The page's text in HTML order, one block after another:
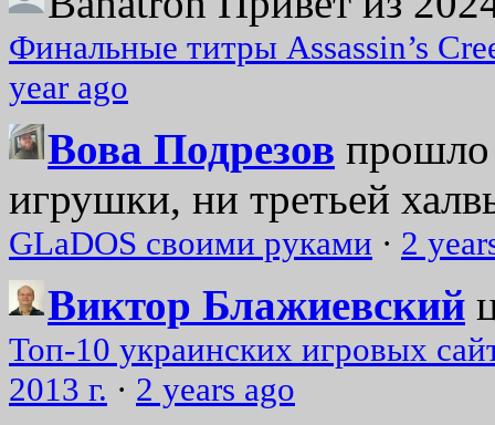
Финальные титры Assassin’s
year ago
Вова Подрезов прошло
игрушки, ни третьей
GLaDOS своими руками · 2
Виктор Блажиевский
Топ-10 украинских игровых
2013 г. · 2 years ago